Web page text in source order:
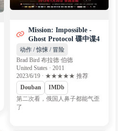
Mission: Impossible -
Ghost Protocol 碟中谍4
动作 / 惊悚 / 冒险
Brad Bird 布拉德·伯德
United States · 2011
2023/6/19 · ★★★★★ 推荐
Douban
IMDb
第二次看，俄国人鼻子都能气歪
了